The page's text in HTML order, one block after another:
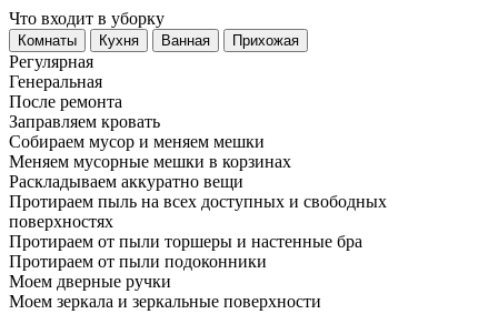
Что входит в уборку
Регу­лярная
Гене­ральная
После ремонта
Заправляем кровать
Собираем мусор и меняем мешки
Меняем мусорные мешки в корзинах
Раскладываем аккуратно вещи
Протираем пыль на всех доступных и свободных
поверхностях
Протираем от пыли торшеры и настенные бра
Протираем от пыли подоконники
Моем дверные ручки
Моем зеркала и зеркальные поверхности